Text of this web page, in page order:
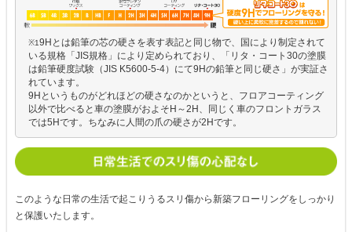
※19Hとは鉛筆の芯の硬さを表す表記と同じ物で、国により制定されて
いる規格「JIS規格」により定められており、「リタ・コート30の塗膜
は鉛筆硬度試験（JIS K5600-5-4）にて9Hの鉛筆と同じ硬さ」が実証さ
れています。
9Hというものがどれほどの硬さなのかというと、フロアコーティング
以外で比べると車の塗膜がおよそH～2H、同じく車のフロントガラス
では5Hです。ちなみに人間の爪の硬さが2Hです。
このような日常の生活で起こりうるスリ傷から新築フローリングをしっかり
と保護いたします。